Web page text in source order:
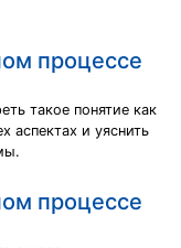
процессе
такое понятие как
аспектах и уяснить
процессе